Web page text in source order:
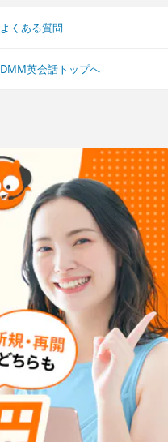
よくある質問
DMM英会話トップへ